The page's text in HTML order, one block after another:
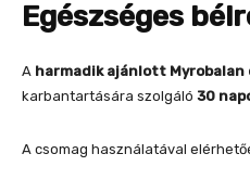
Egészséges
A harmadik ajánlott Myrobalan
karbantartására szolgáló 30
A csomag használatával